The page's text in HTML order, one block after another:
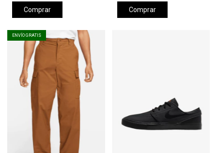
Comprar Comprar
ENVÍO GRATIS